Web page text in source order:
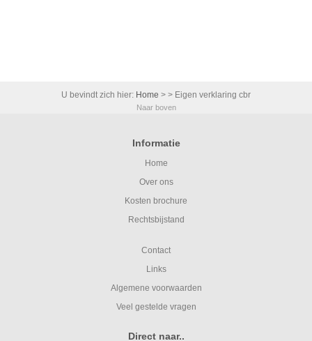
U bevindt zich hier: Home > > Eigen verklaring cbr
Naar boven
Informatie
Home
Over ons
Kosten brochure
Rechtsbijstand
Contact
Links
Algemene voorwaarden
Veel gestelde vragen
Direct naar..